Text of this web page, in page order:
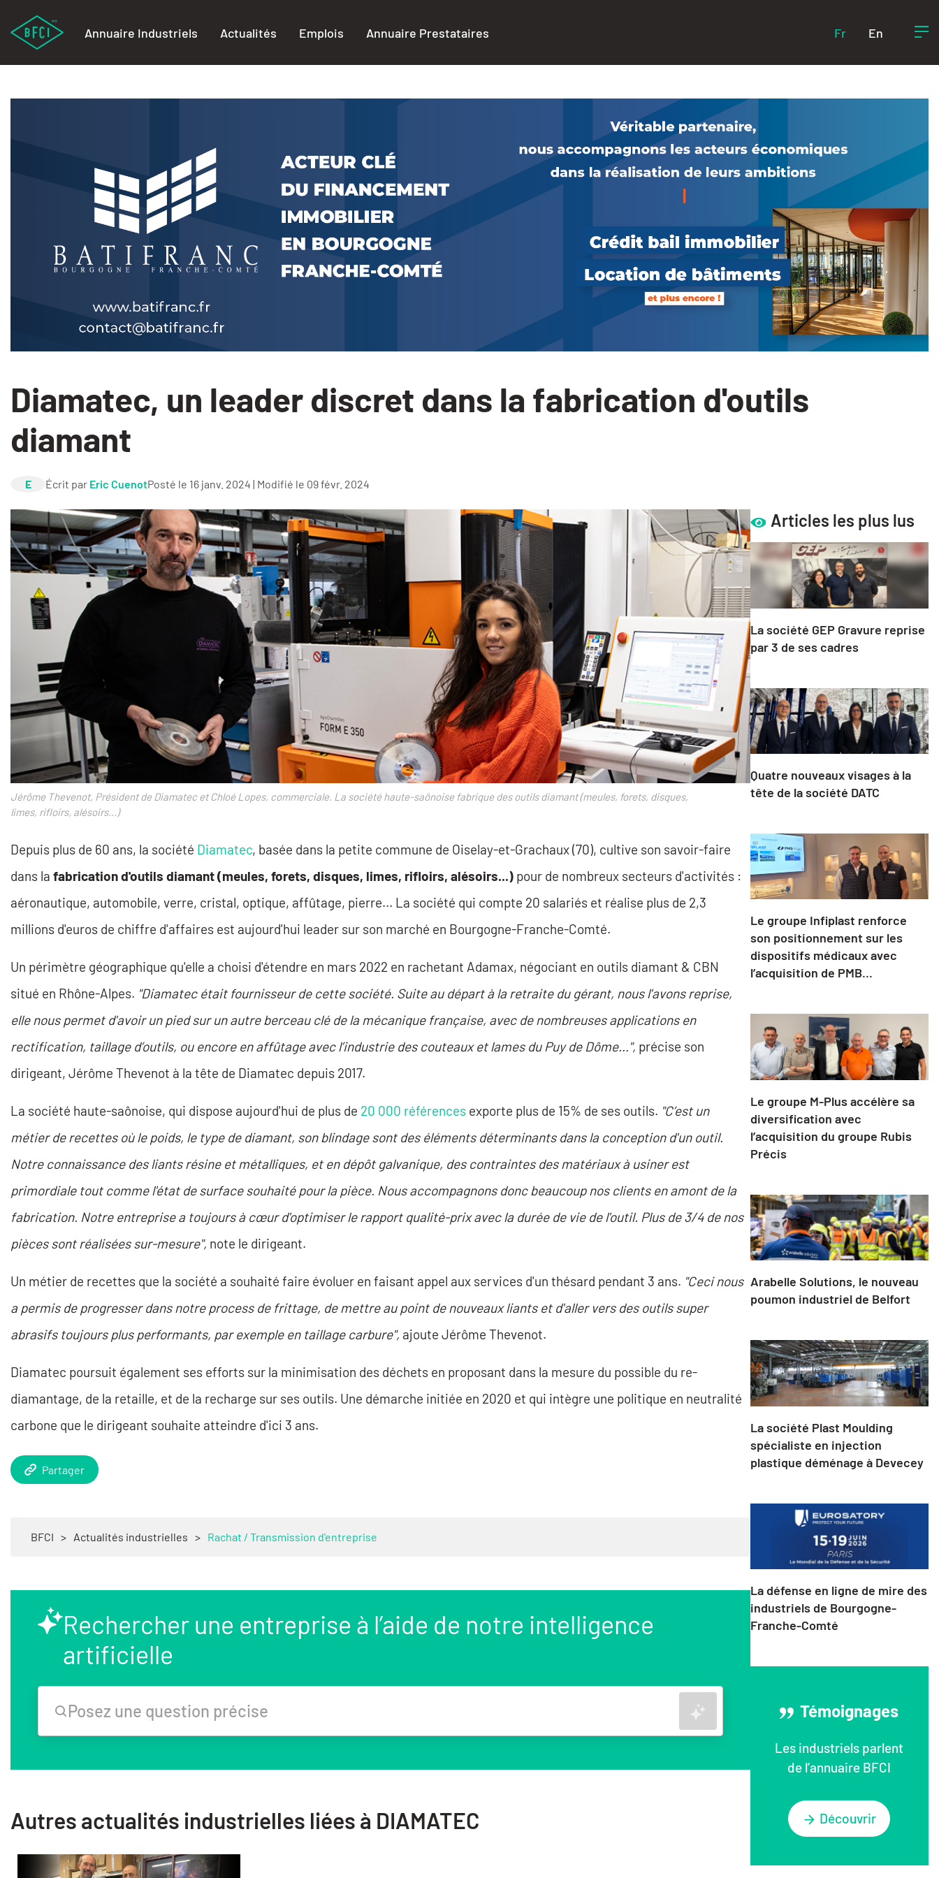
Annuaire Industriels Actualités Emplois Annuaire Prestataires Fr En
Diamatec, un leader discret dans la fabrication d'outils
diamant
E Écrit par Eric CuenotPosté le 16 janv. 2024 | Modifié le 09 févr. 2024
Jérôme Thevenot, Président de Diamatec et Chloé Lopes, commerciale. La société haute-saônoise fabrique des outils diamant (meules, forets, disques,
limes, rifloirs, alésoirs...)
Depuis plus de 60 ans, la société Diamatec, basée dans la petite commune de Oiselay-et-Grachaux (70), cultive son savoir-faire
dans la fabrication d'outils diamant (meules, forets, disques, limes, rifloirs, alésoirs...) pour de nombreux secteurs d'activités :
aéronautique, automobile, verre, cristal, optique, affûtage, pierre... La société qui compte 20 salariés et réalise plus de 2,3
millions d'euros de chiffre d'affaires est aujourd'hui leader sur son marché en Bourgogne-Franche-Comté.
Un périmètre géographique qu'elle a choisi d'étendre en mars 2022 en rachetant Adamax, négociant en outils diamant & CBN
situé en Rhône-Alpes. "Diamatec était fournisseur de cette société. Suite au départ à la retraite du gérant, nous l'avons reprise,
elle nous permet d'avoir un pied sur un autre berceau clé de la mécanique française, avec de nombreuses applications en
rectification, taillage d’outils, ou encore en affûtage avec l’industrie des couteaux et lames du Puy de Dôme…", précise son
dirigeant, Jérôme Thevenot à la tête de Diamatec depuis 2017.
La société haute-saônoise, qui dispose aujourd'hui de plus de 20 000 références exporte plus de 15% de ses outils. "C’est un
métier de recettes où le poids, le type de diamant, son blindage sont des éléments déterminants dans la conception d'un outil.
Notre connaissance des liants résine et métalliques, et en dépôt galvanique, des contraintes des matériaux à usiner est
primordiale tout comme l'état de surface souhaité pour la pièce. Nous accompagnons donc beaucoup nos clients en amont de la
fabrication. Notre entreprise a toujours à cœur d'optimiser le rapport qualité-prix avec la durée de vie de l'outil. Plus de 3/4 de nos
pièces sont réalisées sur-mesure", note le dirigeant.
Un métier de recettes que la société a souhaité faire évoluer en faisant appel aux services d'un thésard pendant 3 ans. "Ceci nous
a permis de progresser dans notre process de frittage, de mettre au point de nouveaux liants et d'aller vers des outils super
abrasifs toujours plus performants, par exemple en taillage carbure", ajoute Jérôme Thevenot.
Diamatec poursuit également ses efforts sur la minimisation des déchets en proposant dans la mesure du possible du re-
diamantage, de la retaille, et de la recharge sur ses outils. Une démarche initiée en 2020 et qui intègre une politique en neutralité
carbone que le dirigeant souhaite atteindre d'ici 3 ans.
Partager
BFCI > Actualités industrielles > Rachat / Transmission d'entreprise
Rechercher une entreprise à l’aide de notre intelligence
artificielle
Posez une question précise
Rechercher
Autres actualités industrielles liées à DIAMATEC
Articles les plus lus
La société GEP Gravure reprise
par 3 de ses cadres
Quatre nouveaux visages à la
tête de la société DATC
Le groupe Infiplast renforce
son positionnement sur les
dispositifs médicaux avec
l’acquisition de PMB...
Le groupe M-Plus accélère sa
diversification avec
l’acquisition du groupe Rubis
Précis
Arabelle Solutions, le nouveau
poumon industriel de Belfort
La société Plast Moulding
spécialiste en injection
plastique déménage à Devecey
La défense en ligne de mire des
industriels de Bourgogne-
Franche-Comté
Témoignages
Les industriels parlent
de l’annuaire BFCI
Découvrir